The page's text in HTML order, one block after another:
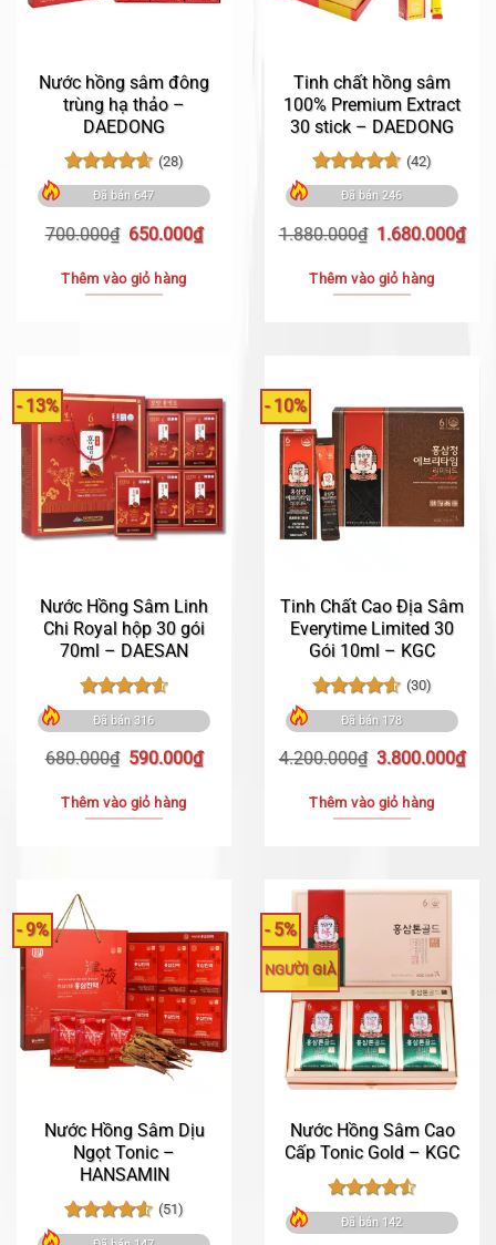
Nước hồng sâm đông
trùng hạ thảo –
DAEDONG
Được xếp
hạng4.61
(28)
Đã bán 647
700.000₫ Giá
là:
700.000₫.
650.000₫Giá
Thêm vào giỏ hàng
Tinh chất hồng sâm
100% Premium Extract
30 stick – DAEDONG
Được xếp
hạng4.71
(42)
Đã bán 246
1.880.000₫ Giá
là:
1.880.000₫.
1.680.000₫Giá
Thêm vào giỏ hàng
- 13%
Nước Hồng Sâm Linh
Chi Royal hộp 30 gói
70ml – DAESAN
Được xếp
hạng4.62
Đã bán 316
680.000₫ Giá
là:
680.000₫.
590.000₫Giá
Thêm vào giỏ hàng
- 10%
Tinh Chất Cao Địa Sâm
Everytime Limited 30
Gói 10ml – KGC
Được xếp
hạng4.60
(30)
Đã bán 178
4.200.000₫ Giá
là:
4.200.000₫.
3.800.000₫Giá
Thêm vào giỏ hàng
- 9%
Nước Hồng Sâm Dịu
Ngọt Tonic –
HANSAMIN
Được xếp
(51)
- 5%
NGƯỜI GIÀ
Nước Hồng Sâm Cao
Cấp Tonic Gold – KGC
Được xếp
hạng4.55
Đã bán 142